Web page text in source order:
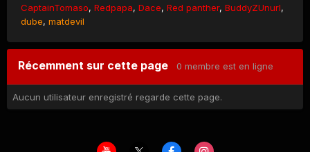
CaptainTomaso Redpapa Dace Red panther BuddyZUnurl
dube matdevil
Récemment sur cette page 0 membre est en ligne
Aucun utilisateur enregistré regarde cette page.